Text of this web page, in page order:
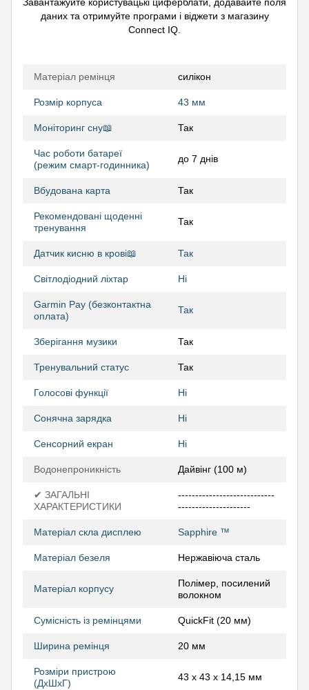
Завантажуйте користувацькі циферблати, додавайте поля
даних та отримуйте програми і віджети з магазину
Connect IQ.
Матеріал ремінця силікон
Розмір корпуса 43 мм
Моніторинг сну📖 Так
Час роботи батареї
(режим смарт-годинника)
до 7 днів
Вбудована карта Так
Рекомендовані щоденні
тренування
Так
Датчик кисню в крові📖 Так
Світлодіодний ліхтар Ні
Garmin Pay (безконтактна
оплата)
Так
Зберігання музики Так
Тренувальний статус Так
Голосові функції Ні
Сонячна зарядка Ні
Сенсорний екран Ні
Водонепроникність Дайвінг (100 м)
✔ ЗАГАЛЬНІ
ХАРАКТЕРИСТИКИ
----------------------------
---------------------
Матеріал скла дисплею Sapphire ™
Матеріал безеля Нержавіюча сталь
Матеріал корпусу
Полімер, посилений
волокном
Сумісність із ремінцями QuickFit (20 мм)
Ширина ремінця 20 мм
Розміри пристрою
(ДхШхГ)
43 x 43 x 14,15 мм